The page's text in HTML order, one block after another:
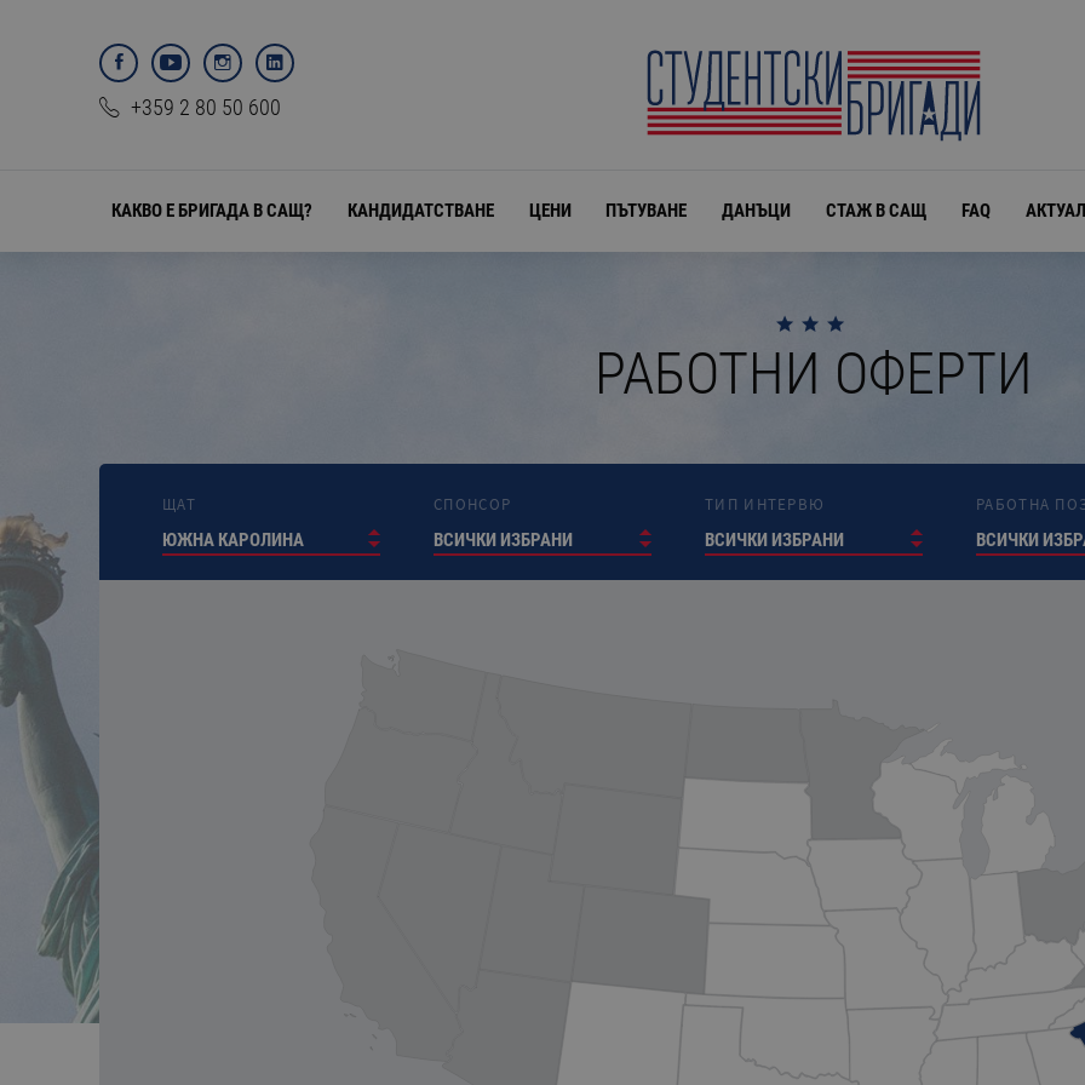
+359 2 80 50 600
КАКВО Е БРИГАДА В САЩ? КАНДИДАТСТВАНЕ ЦЕНИ ПЪТУВАНЕ ДАНЪЦИ СТАЖ В САЩ FAQ
РАБОТНИ ОФЕРТИ
ЩАТ
ЮЖНА КАРОЛИНА
СПОНСОР
ВСИЧКИ ИЗБРАНИ
ТИП ИНТЕРВЮ
ВСИЧКИ ИЗБРАНИ
РАБОТНА
ВСИЧКИ